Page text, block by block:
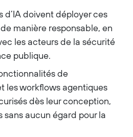
d’IA doivent déployer ces
manière responsable, en
les acteurs de la sécurité
publique.
de
les workflows agentiques
dès leur conception,
sans aucun égard pour la